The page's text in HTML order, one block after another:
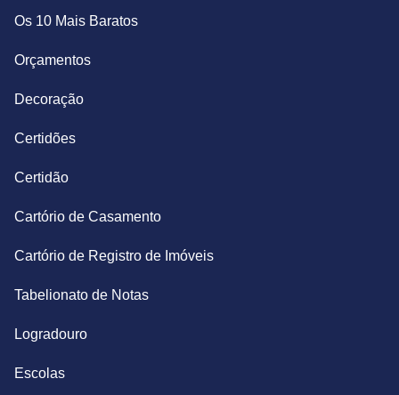
Os 10 Mais Baratos
Orçamentos
Decoração
Certidões
Certidão
Cartório de Casamento
Cartório de Registro de Imóveis
Tabelionato de Notas
Logradouro
Escolas